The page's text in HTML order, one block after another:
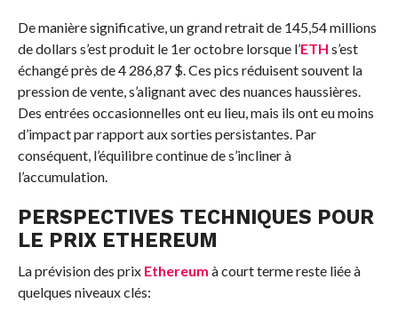
De manière significative, un grand retrait de 145,54 millions
de dollars s’est produit le 1er octobre lorsque l’ETH s’est
échangé près de 4 286,87 $. Ces pics réduisent souvent la
pression de vente, s’alignant avec des nuances haussières.
Des entrées occasionnelles ont eu lieu, mais ils ont eu moins
d’impact par rapport aux sorties persistantes. Par
conséquent, l’équilibre continue de s’incliner à
l’accumulation.
PERSPECTIVES TECHNIQUES POUR
LE PRIX ETHEREUM
La prévision des prix Ethereum à court terme reste liée à
quelques niveaux clés: